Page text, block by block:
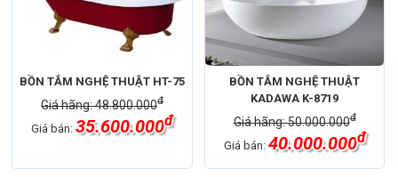
BỒN TẮM NGHỆ THUẬT HT-75
Giá hãng: 48.800.000đ
Giá bán:35.600.000đ
BỒN TẮM NGHỆ THUẬT
KADAWA K-8719
Giá hãng: 50.000.000đ
Giá bán: 40.000.000đ